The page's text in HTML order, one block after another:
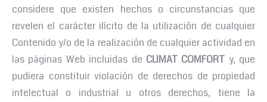
considere que existen hechos o circunstancias que
revelen el carácter ilícito de la utilización de cualquier
Contenido y/o de la realización de cualquier actividad en
las páginas Web incluidas de CLIMAT COMFORT y, que
pudiera constituir violación de derechos de propiedad
intelectual o industrial u otros derechos, tiene la